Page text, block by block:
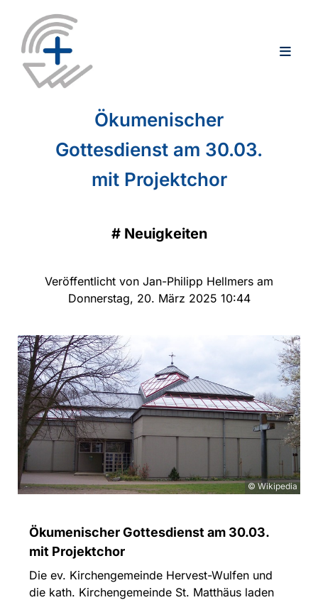
Ökumenischer
Gottesdienst am 30.03.
mit Projektchor
# Neuigkeiten
Veröffentlicht von Jan-Philipp Hellmers am
Donnerstag, 20. März 2025 10:44
© Wikipedia
Ökumenischer Gottesdienst am 30.03.
mit Projektchor
Die ev. Kirchengemeinde Hervest-Wulfen und
die kath. Kirchengemeinde St. Matthäus laden